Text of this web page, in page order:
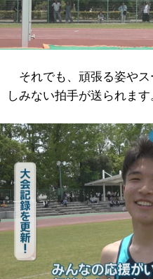
それでも、頑張る姿やス
しみない拍手が送られます